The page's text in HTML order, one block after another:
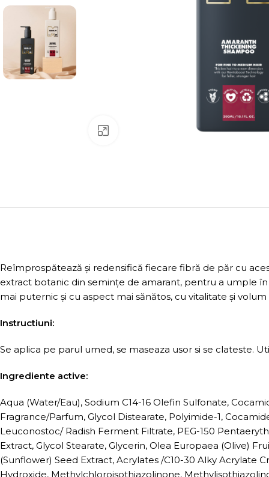
Reîmprospătează și redensifică fiecare fibră de păr cu
extract botanic din semințe de amarant, pentru a umple
mai puternic și cu aspect mai sănătos, cu vitalitate și
Instructiuni:
Se aplica pe parul umed, se maseaza usor si se clateste.
Ingrediente active:
Aqua (Water/Eau), Sodium C14-16 Olefin Sulfonate,
Fragrance/Parfum, Glycol Distearate, Polyimide-1,
Leuconostoc/ Radish Ferment Filtrate, PEG-150
Extract, Glycol Stearate, Glycerin, Olea Europaea (Olive)
(Sunflower) Seed Extract, Acrylates /C10-30 Alky Acrylate
Hydroxide, Methylchloroisothiazolinone,